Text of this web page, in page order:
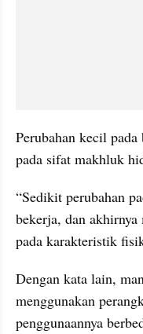
Perubahan kecil
pada sifat makhluk
“Sedikit perubahan
bekerja, dan akhirnya
pada karakteristik
Dengan kata lain,
menggunakan
penggunaannya